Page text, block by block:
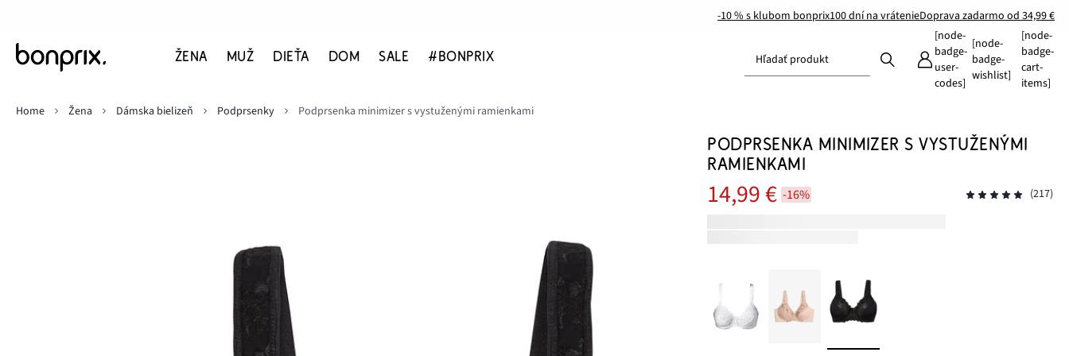
-10 % s klubom bonprix100 dní na vrátenieDoprava zadarmo od 34,99 €
ŽENA MUŽ DIEŤA DOM SALE #BONPRIX Hľadať produkt
[node-
badge-
user-
codes]
[node-
badge-
wishlist]
[node-
badge-
cart-
items]
Home
Žena Dámska bielizeň Podprsenky Podprsenka minimizer s vystuženými ramienkami
PODPRSENKA MINIMIZER S VYSTUŽENÝMI
RAMIENKAMI
14,99 € -16% (217)